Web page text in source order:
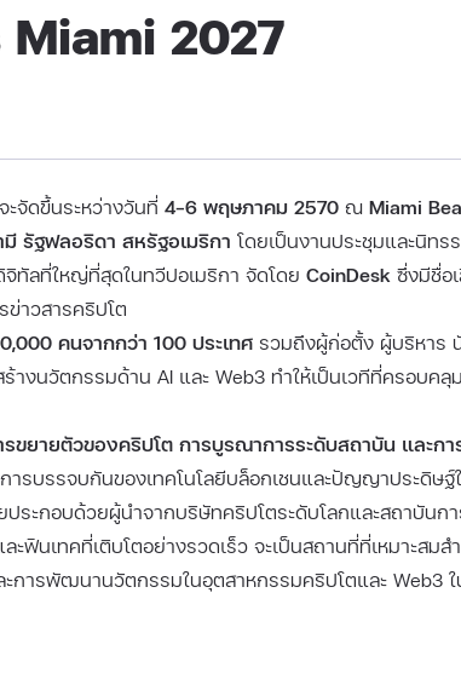
Miami 2027
จัดขึ้นระหว่างวันที่ 4–6 พฤษภาคม 2570 ณ Miami
รัฐฟลอริดา สหรัฐอเมริกา โดยเป็นงานประชุมและนิทร
ทัลที่ใหญ่ที่สุดในทวีปอเมริกา จัดโดย CoinDesk ซึ่งมีชื่อ
ข่าวสารคริปโต
คนจากกว่า 100 ประเทศ รวมถึงผู้ก่อตั้ง ผู้บริหาร
างนวัตกรรมด้าน AI และ Web3 ทำให้เป็นเวทีที่ครอบค
รขยายตัวของคริปโต การบูรณาการระดับสถาบัน และก
ารบรรจบกันของเทคโนโลยีบล็อกเชนและปัญญาประดิษฐ์
ระกอบด้วยผู้นำจากบริษัทคริปโตระดับโลกและสถาบันก
ะฟินเทคที่เติบโตอย่างรวดเร็ว จะเป็นสถานที่ที่เหมาะสมส
การพัฒนานวัตกรรมในอุตสาหกรรมคริปโตและ Web3